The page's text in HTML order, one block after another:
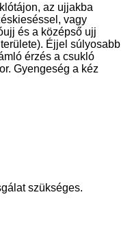
az ujjakba
vagy
és a középső ujj
Éjjel súlyosabb
érzés a csukló
Gyengeség a kéz
szükséges.